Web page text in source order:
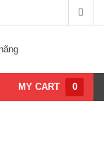
MY CART 0